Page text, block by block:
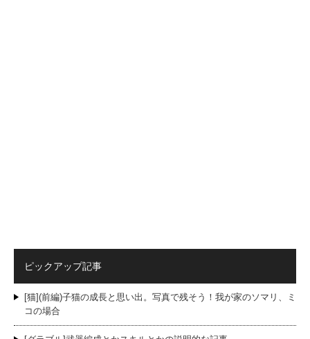
ピックアップ記事
[猫](前編)子猫の成長と思い出。写真で残そう！我が家のソマリ、ミ
コの場合